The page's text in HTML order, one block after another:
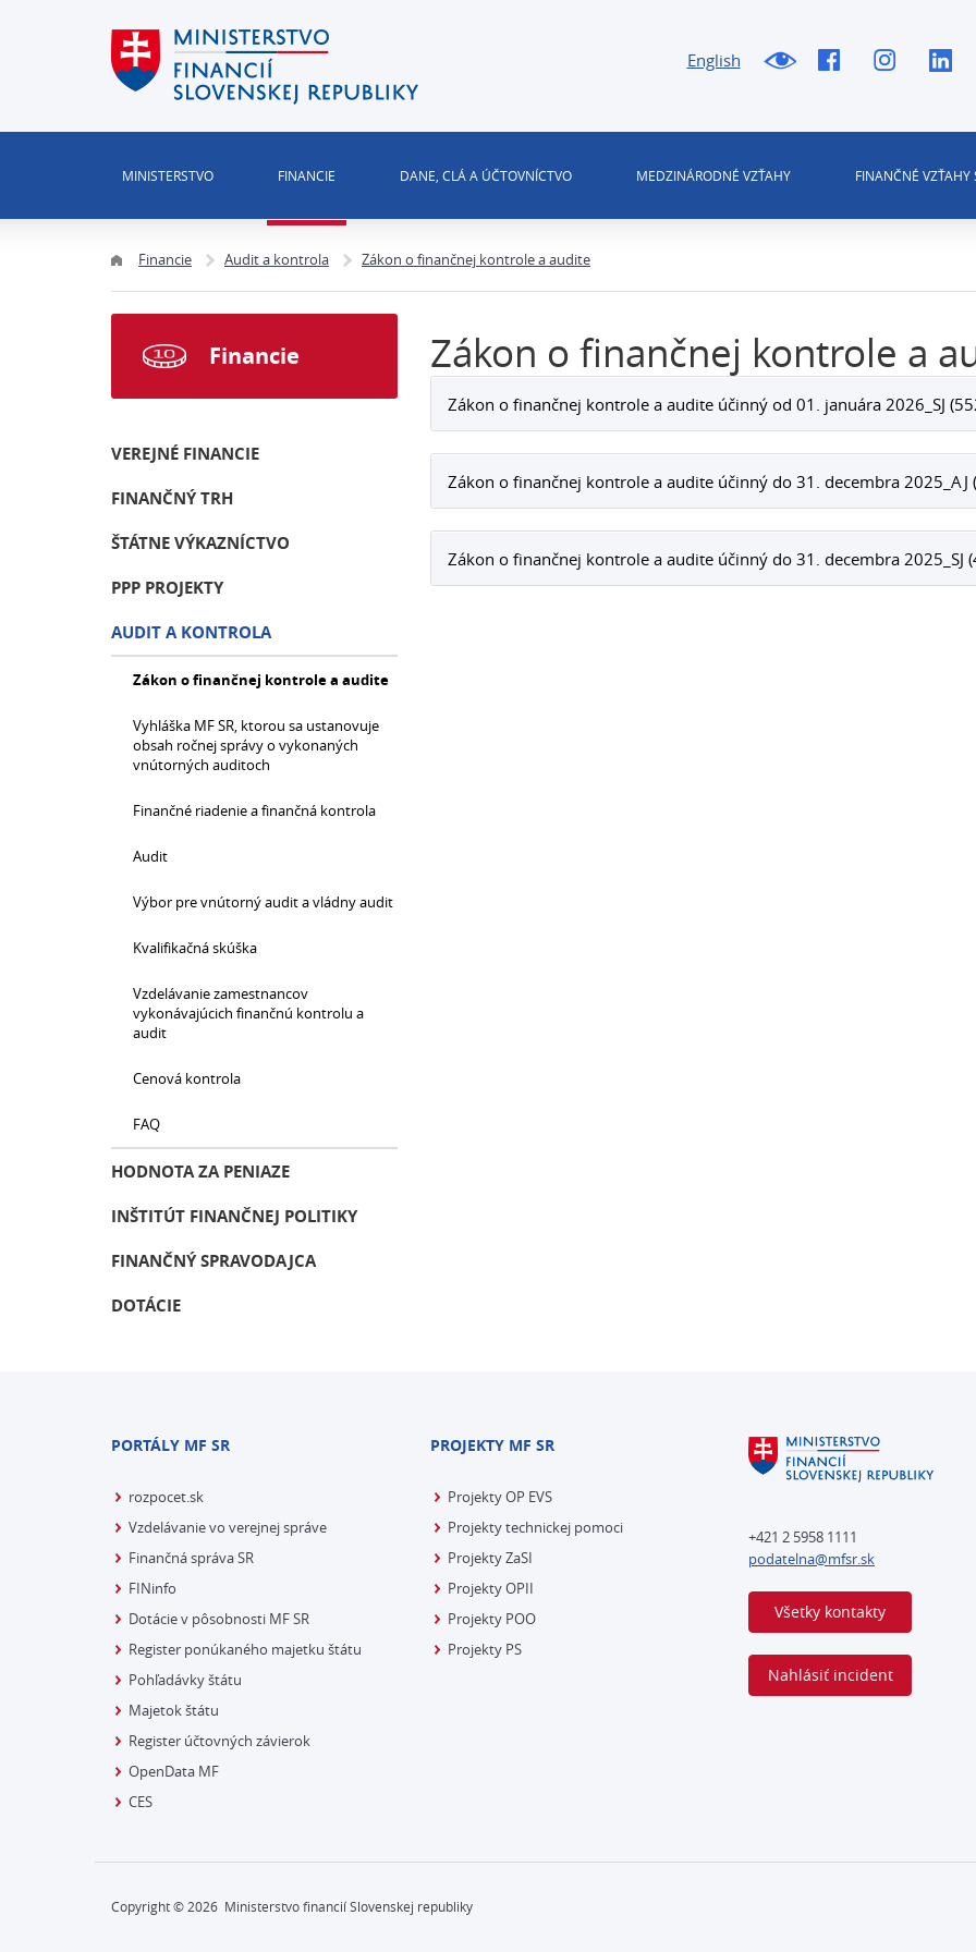
English
MINISTERSTVO FINANCIE DANE, CLÁ A ÚČTOVNÍCTVO MEDZINÁRODNÉ VZŤAHY FINANČNÉ VZŤAHY
Financie Audit a kontrola Zákon o finančnej kontrole a audite
Zákon o finančnej kontrole a
Zákon o finančnej kontrole a audite účinný od 01. januára 2026_SJ
Zákon o finančnej kontrole a audite účinný do 31. decembra 2025_AJ
Zákon o finančnej kontrole a audite účinný do 31. decembra 2025_SJ
Financie
VEREJNÉ FINANCIE
FINANČNÝ TRH
ŠTÁTNE VÝKAZNÍCTVO
PPP PROJEKTY
AUDIT A KONTROLA
Zákon o finančnej kontrole a audite
Vyhláška MF SR, ktorou sa ustanovuje
obsah ročnej správy o vykonaných
vnútorných auditoch
Finančné riadenie a finančná kontrola
Audit
Výbor pre vnútorný audit a vládny audit
Kvalifikačná skúška
Vzdelávanie zamestnancov
vykonávajúcich finančnú kontrolu a
audit
Cenová kontrola
FAQ
HODNOTA ZA PENIAZE
INŠTITÚT FINANČNEJ POLITIKY
FINANČNÝ SPRAVODAJCA
DOTÁCIE
PORTÁLY MF SR
rozpocet.sk
Vzdelávanie vo verejnej správe
Finančná správa SR
FINinfo
Dotácie v pôsobnosti MF SR
Register ponúkaného majetku štátu
Pohľadávky štátu
Majetok štátu
Register účtovných závierok
OpenData MF
CES
PROJEKTY MF SR
Projekty OP EVS
Projekty technickej pomoci
Projekty ZaSI
Projekty OPII
Projekty POO
Projekty PS
+421 2 5958 1111
podatelna@mfsr.sk
Všetky kontakty
Nahlásiť incident
Copyright © 2026 Ministerstvo financií Slovenskej republiky